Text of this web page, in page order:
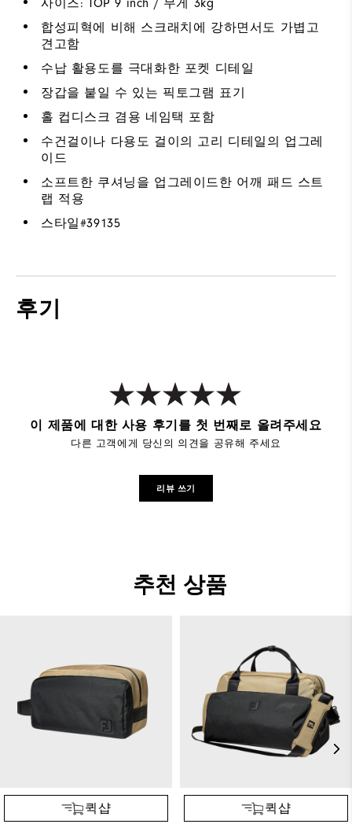
사이즈: TOP 9 inch / 무게 3kg
합성피혁에 비해 스크래치에 강하면서도 가볍고
견고함
수납 활용도를 극대화한 포켓 디테일
장갑을 붙일 수 있는 픽토그램 표기
홀 컵디스크 겸용 네임택 포함
수건걸이나 다용도 걸이의 고리 디테일의 업그레
이드
소프트한 쿠셔닝을 업그레이드한 어깨 패드 스트
랩 적용
스타일#39135
후기
이 제품에 대한 사용 후기를 첫 번째로 올려주세요
다른 고객에게 당신의 의견을 공유해 주세요
리뷰 쓰기
추천 상품
퀵샵
퀵샵